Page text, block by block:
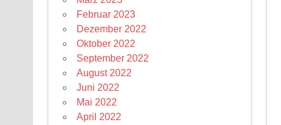
Februar 2023
Dezember 2022
Oktober 2022
September 2022
August 2022
Juni 2022
Mai 2022
April 2022